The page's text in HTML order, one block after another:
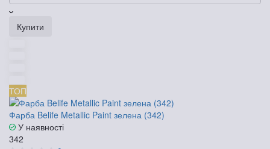
Купити
ТОП
Фарба Belife Metallic Paint зелена (342)
У наявності
342